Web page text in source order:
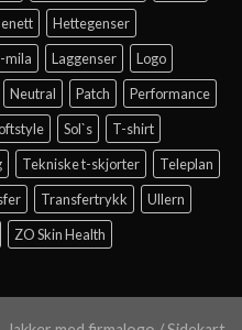
Hettegenser
mila Laggenser
Logo
Neutral Patch
Performance
Sol`s
T-shirt
Tekniske t-skjorter
Teleplan
Transfertrykk
Ullern
ZO Skin Health